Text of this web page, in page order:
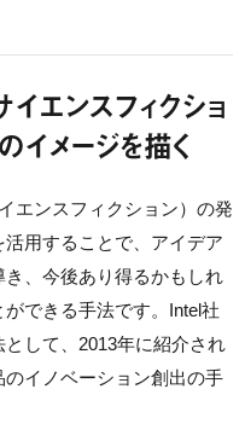
エンスフィクショ
イメージを描く
エンスフィクション）の発
用することで、アイデア
、今後あり得るかもしれ
できる手法です。Intel社
して、2013年に紹介され
イノベーション創出の手